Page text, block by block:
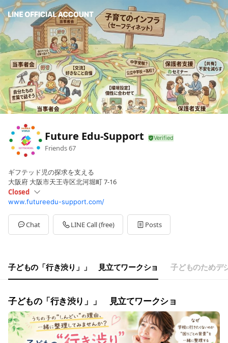
Future Edu-Support
Friends67
ギフテッド児の探求を支える
大阪府 大阪市天王寺区北河堀町 7-16
Closed
SunClosed
MonClosed
Tue10:00 - 16:00
Wed10:00 - 16:00
Sat 08:00 - 16:00
土曜日は奈良県桜井市三谷でフィールドワーク
www.futureedu-support.com/
Chat LINE Call (free) Posts
子どもの「行き渋り」」 見立てワークショ 子どものためデ
子どもの「行き渋り」」 見立てワークショ